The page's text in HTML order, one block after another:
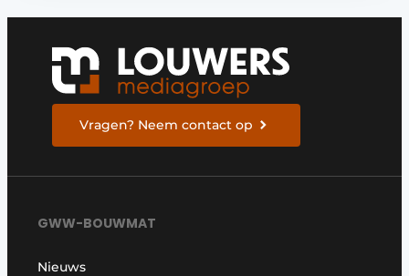
Vragen? Neem contact op
GWW-BOUWMAT
Nieuws